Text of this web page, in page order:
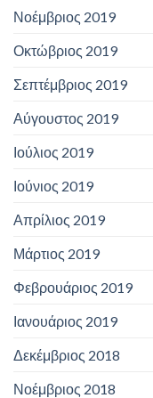
Νοέμβριος 2019
Οκτώβριος 2019
Σεπτέμβριος 2019
Αύγουστος 2019
Ιούλιος 2019
Ιούνιος 2019
Απρίλιος 2019
Μάρτιος 2019
Φεβρουάριος 2019
Ιανουάριος 2019
Δεκέμβριος 2018
Νοέμβριος 2018